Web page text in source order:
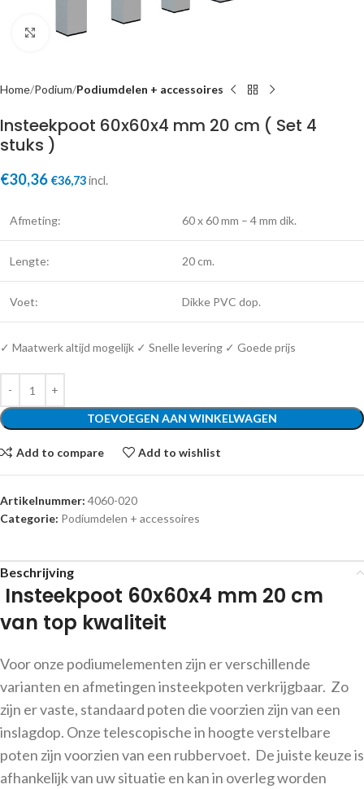
Click to enlarge
Home Podium Podiumdelen + accessoires
Insteekpoot 60x60x4 mm 20 cm ( Set 4
stuks )
€30,36 €36,73incl.
Afmeting: 60 x 60 mm – 4 mm dik.
Lengte: 20 cm.
Voet: Dikke PVC dop.
✓ Maatwerk altijd mogelijk ✓ Snelle levering ✓ Goede prijs
TOEVOEGEN AAN WINKELWAGEN
Add to compare Add to wishlist
Artikelnummer: 4060-020
Categorie: Podiumdelen + accessoires
Beschrijving
Insteekpoot 60x60x4 mm 20 cm
van top kwaliteit
Voor onze podiumelementen zijn er verschillende
varianten en afmetingen insteekpoten verkrijgbaar. Zo
zijn er vaste, standaard poten die voorzien zijn van een
inslagdop. Onze telescopische in hoogte verstelbare
poten zijn voorzien van een rubbervoet. De juiste keuze is
afhankelijk van uw situatie en kan in overleg worden